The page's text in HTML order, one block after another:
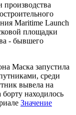
Maritime Launch
площадки
- бывшего
Маска запустила
среди
вывела на
борту находилось
Значение